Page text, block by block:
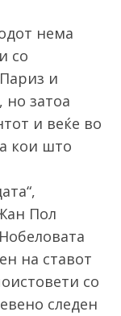
нема
со
и
затоа
и веќе во
кои што
Пол
на ставот
со
следен